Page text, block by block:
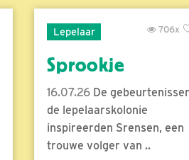
Lepelaar 706x
Sprookje
16.07.26 De
de lepelaarskolonie
inspireerden Srensen, een
trouwe volger van ..